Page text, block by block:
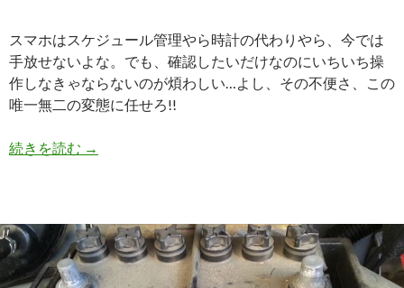
スマホはスケジュール管理やら時計の代わりやら、今では
手放せないよな。でも、確認したいだけなのにいちいち操
作しなきゃならないのが煩わしい…よし、その不便さ、この
唯一無二の変態に任せろ!!
続きを読む 【YotaPhone2】超実用的! 利便性抜群の両面ス
→